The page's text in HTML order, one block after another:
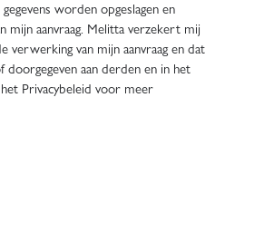
worden opgeslagen en
aanvraag. Melitta verzekert mij
verwerking van mijn aanvraag en dat
aan derden en in het
Privacybeleid voor meer